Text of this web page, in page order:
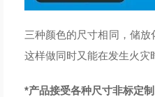
三种颜色的尺寸相同，储
这样做同时又能在发生火灾
*产品接受各种尺寸非标定制